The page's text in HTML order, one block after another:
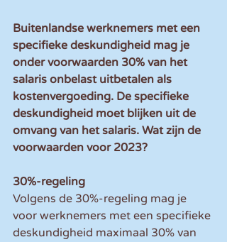
Buitenlandse werknemers met een
specifieke deskundigheid mag je
onder voorwaarden 30% van het
salaris onbelast uitbetalen als
kostenvergoeding. De specifieke
deskundigheid moet blijken uit de
omvang van het salaris. Wat zijn de
voorwaarden voor 2023?
30%-regeling
Volgens de 30%-regeling mag je
voor werknemers met een specifieke
deskundigheid maximaal 30% van